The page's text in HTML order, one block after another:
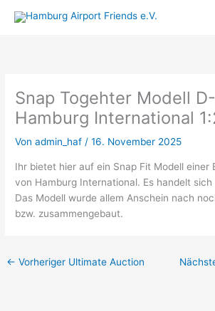
Inhalt
Snap Togehter Modell
Hamburg International
Vonadmin_haf /16. November 2025
Ihr bietet hier auf ein Snap Fit Modell einer
von Hamburg International. Es handelt sich
Das Modell wurde allem Anschein nach
bzw. zusammengebaut.
← Vorheriger Ultimate Auction